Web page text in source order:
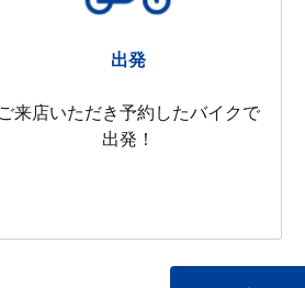
出発
ご来店いただき予約したバイクで
出発！